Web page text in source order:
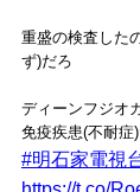
重盛の検査した
ず)だろ
ディーンフジオ
免疫疾患(不耐症
#明石家電視